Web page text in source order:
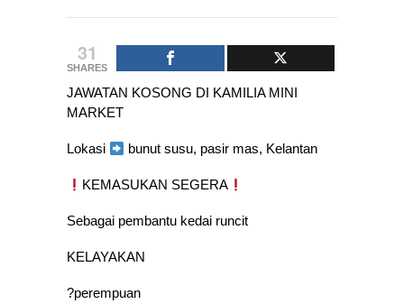
31
SHARES
JAWATAN KOSONG DI KAMILIA MINI
MARKET
Lokasi bunut susu, pasir mas, Kelantan
KEMASUKAN SEGERA
Sebagai pembantu kedai runcit
KELAYAKAN
?perempuan